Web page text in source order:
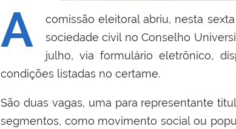
A comissão eleitoral abriu, nesta sexta
sociedade civil no Conselho
julho, via formulário eletrônico,
condições listadas no certame.
São duas vagas, uma para representante
segmentos, como movimento social ou